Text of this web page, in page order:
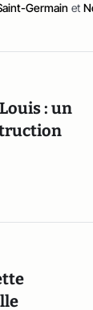
Germain et
: un